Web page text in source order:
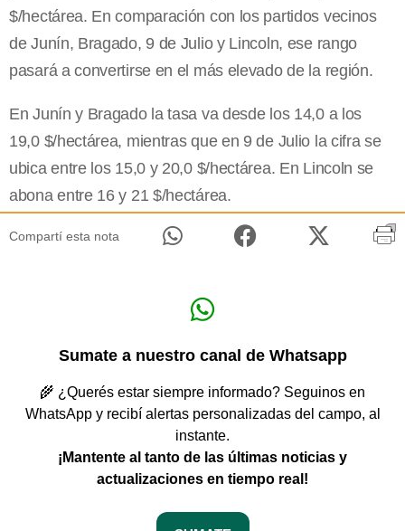
$/hectárea. En comparación con los partidos vecinos
de Junín, Bragado, 9 de Julio y Lincoln, ese rango
pasará a convertirse en el más elevado de la región.
En Junín y Bragado la tasa va desde los 14,0 a los
19,0 $/hectárea, mientras que en 9 de Julio la cifra se
ubica entre los 15,0 y 20,0 $/hectárea. En Lincoln se
abona entre 16 y 21 $/hectárea.
Compartí esta nota
Sumate a nuestro canal de Whatsapp
🌾 ¿Querés estar siempre informado? Seguinos en
WhatsApp y recibí alertas personalizadas del campo, al
instante.
¡Mantente al tanto de las últimas noticias y
actualizaciones en tiempo real!